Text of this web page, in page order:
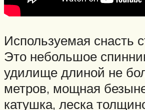
Используемая снасть
Это небольшое
удилище длиной не
метров, мощная
катушка, леска